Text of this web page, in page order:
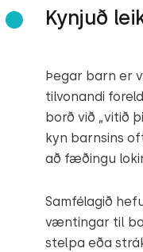
Kynjuð
Þegar barn er
tilvonandi
borð við „vitið
kyn barnsins
að fæðingu
Samfélagið
væntingar til
stelpa eða